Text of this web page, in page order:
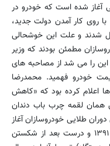
خودرو»، سال ۹۳ درحالی آغاز شده است که خودرو در
روی کار آمدن دولت جدید،
شدند و علت این خوشحالی
مطمئن بودند که وزیر
را می شد از مصاحبه های
خودرو فهمید. محمدرضا
اعلام کرده بود که «کاهش
همان لقمه چرب باب دندان
طلایی خودروسازان آغاز
شد. افت تولید خودروسازان از ابتدای سال ۱۳۹۱ و درست بعد از شکستن